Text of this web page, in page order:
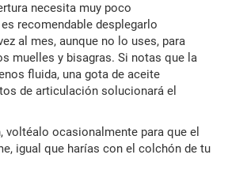
necesita muy poco
recomendable desplegarlo
al mes, aunque no lo uses, para
muelles y bisagras. Si notas que la
fluida, una gota de aceite
de articulación solucionará el
voltéalo ocasionalmente para que el
igual que harías con el colchón de tu